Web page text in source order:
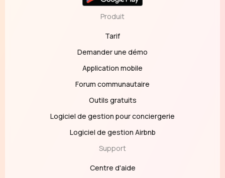
Produit
Tarif
Demander une démo
Application mobile
Forum communautaire
Outils gratuits
Logiciel de gestion pour conciergerie
Logiciel de gestion Airbnb
Support
Centre d'aide